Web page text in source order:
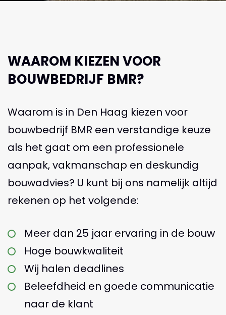
WAAROM KIEZEN VOOR
BOUWBEDRIJF BMR?
Waarom is in Den Haag kiezen voor
bouwbedrijf BMR een verstandige keuze
als het gaat om een professionele
aanpak, vakmanschap en deskundig
bouwadvies? U kunt bij ons namelijk altijd
rekenen op het volgende:
Meer dan 25 jaar ervaring in de bouw
Hoge bouwkwaliteit
Wij halen deadlines
Beleefdheid en goede communicatie
naar de klant